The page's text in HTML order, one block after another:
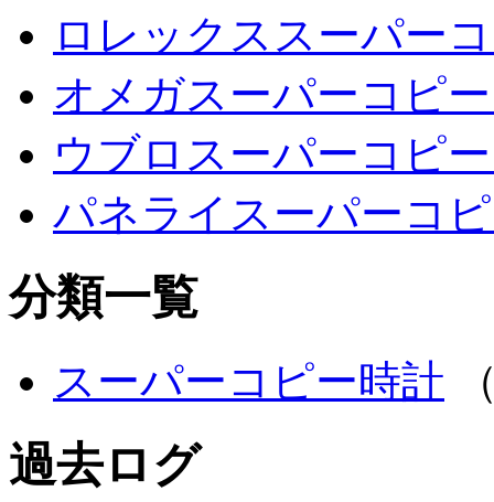
ロレックススーパー
オメガスーパーコピ
ウブロスーパーコピ
パネライスーパーコ
分類一覧
スーパーコピー時計
過去ログ